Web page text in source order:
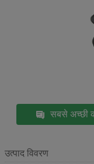
सबसे अच्छी
उत्पाद विवरण